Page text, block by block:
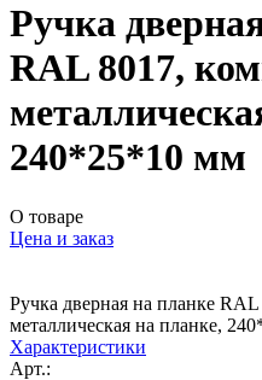
Ручка
RAL 8017,
240*25*10 мм
О товаре
Цена и заказ
Ручка дверная на планке
металлическая на планке,
Характеристики
Арт.: